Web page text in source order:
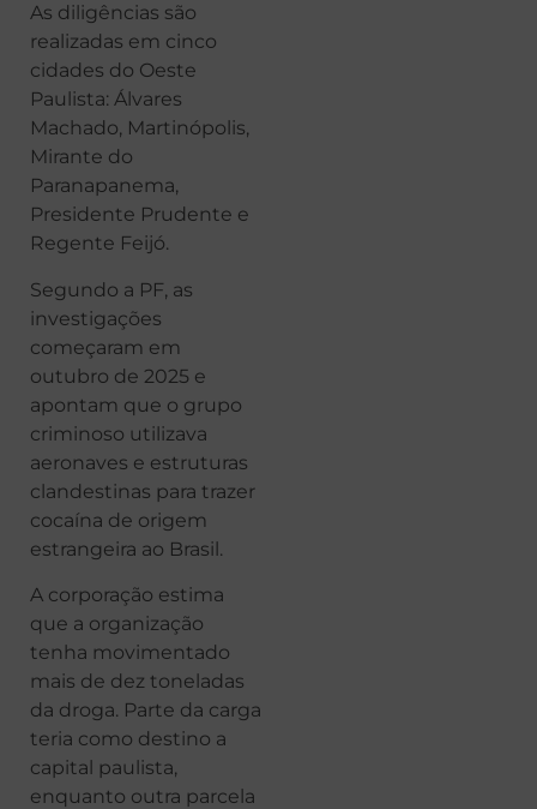
As diligências são
realizadas em cinco
cidades do Oeste
Paulista: Álvares
Machado, Martinópolis,
Mirante do
Paranapanema,
Presidente Prudente e
Regente Feijó.
Segundo a PF, as
investigações
começaram em
outubro de 2025 e
apontam que o grupo
criminoso utilizava
aeronaves e estruturas
clandestinas para trazer
cocaína de origem
estrangeira ao Brasil.
A corporação estima
que a organização
tenha movimentado
mais de dez toneladas
da droga. Parte da carga
teria como destino a
capital paulista,
enquanto outra parcela